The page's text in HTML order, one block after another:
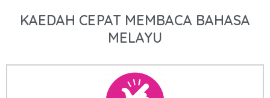
KAEDAH CEPAT MEMBACA BAHASA
MELAYU